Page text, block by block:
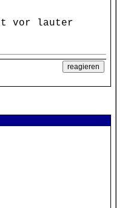
vor lauter